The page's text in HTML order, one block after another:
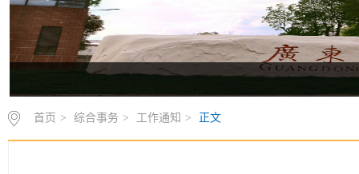
首页 > 综合事务 > 工作通知 > 正文